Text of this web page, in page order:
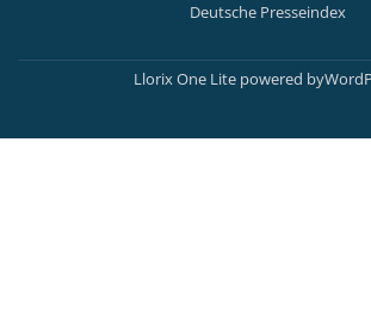
Deutsche Presseindex
Secondary
Llorix One Lite powered by